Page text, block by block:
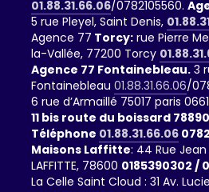
01.88.31.66.06/0782105560.
5 rue Pleyel, Saint Denis,
Agence 77 Torcy: rue Pierre
la-Vallée, 77200 Torcy
Agence 77 Fontainebleau. 3
Fontainebleau 01.88.31.66.06/
6 rue d’Armaillé 75017 paris
11 bis route du boissard
Téléphone 01.88.31.66.06
Maisons Laffitte: 44 Rue Jean
LAFFITTE, 78600 0185390302 /
La Celle Saint Cloud : 31 Av.